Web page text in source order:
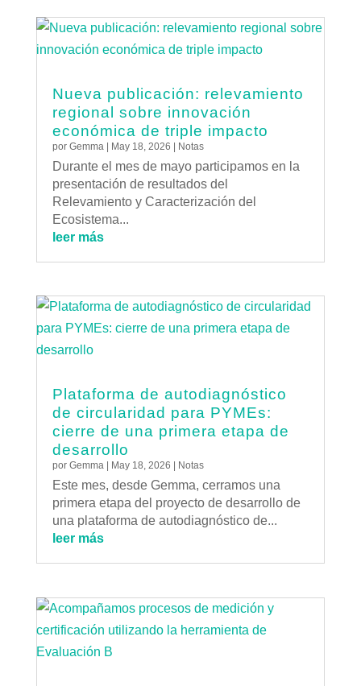
Nueva publicación: relevamiento
regional sobre innovación
económica de triple impacto
por Gemma| May 18, 2026 Notas
Durante el mes de mayo participamos en la
presentación de resultados del
Relevamiento y Caracterización del
Ecosistema...
leer más
Plataforma de autodiagnóstico
de circularidad para PYMEs:
cierre de una primera etapa de
desarrollo
por Gemma| May 18, 2026 Notas
Este mes, desde Gemma, cerramos una
primera etapa del proyecto de desarrollo de
una plataforma de autodiagnóstico de...
leer más